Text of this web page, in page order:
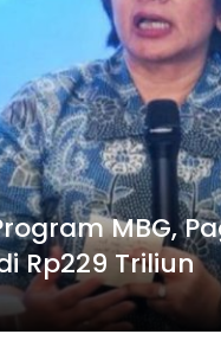
MBG,
Rp229 Triliun